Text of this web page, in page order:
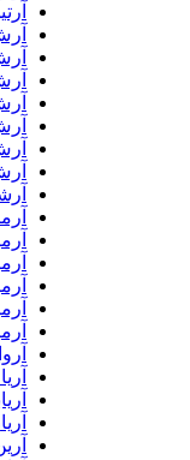
آرتین تی زد
آرش ای پی
آرش ای پی
آرش جلالی
آرش
آرش قالیچی
آرش کایان
آرش نورائی
آرشاوین و
آرمان
آرمین بیانی
آرمین حبیبی
آرمین
آرمین
آرمین مکری
آروان جوان
آریا حمد
آریان
آرین یاری